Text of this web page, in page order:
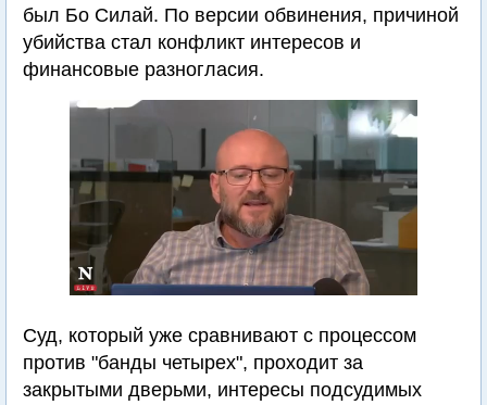
был Бо Силай. По версии обвинения, причиной
убийства стал конфликт интересов и
финансовые разногласия.
Суд, который уже сравнивают с процессом
против "банды четырех", проходит за
закрытыми дверьми, интересы подсудимых